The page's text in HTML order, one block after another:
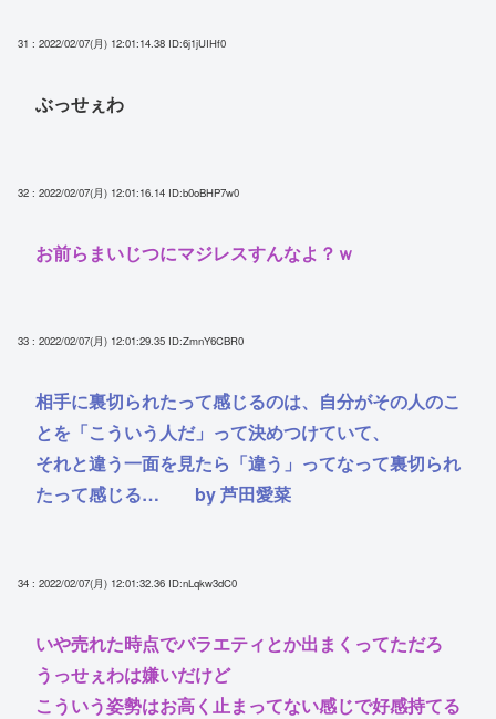
31 : 2022/02/07(月) 12:01:14.38 ID:6j1jUIHf0
ぶっせぇわ
32 : 2022/02/07(月) 12:01:16.14 ID:b0oBHP7w0
お前らまいじつにマジレスすんなよ？ｗ
33 : 2022/02/07(月) 12:01:29.35 ID:ZmnY6CBR0
相手に裏切られたって感じるのは、自分がその人のこ
とを「こういう人だ」って決めつけていて、
それと違う一面を見たら「違う」ってなって裏切られ
たって感じる… by 芦田愛菜
34 : 2022/02/07(月) 12:01:32.36 ID:nLqkw3dC0
いや売れた時点でバラエティとか出まくってただろ
うっせぇわは嫌いだけど
こういう姿勢はお高く止まってない感じで好感持てる